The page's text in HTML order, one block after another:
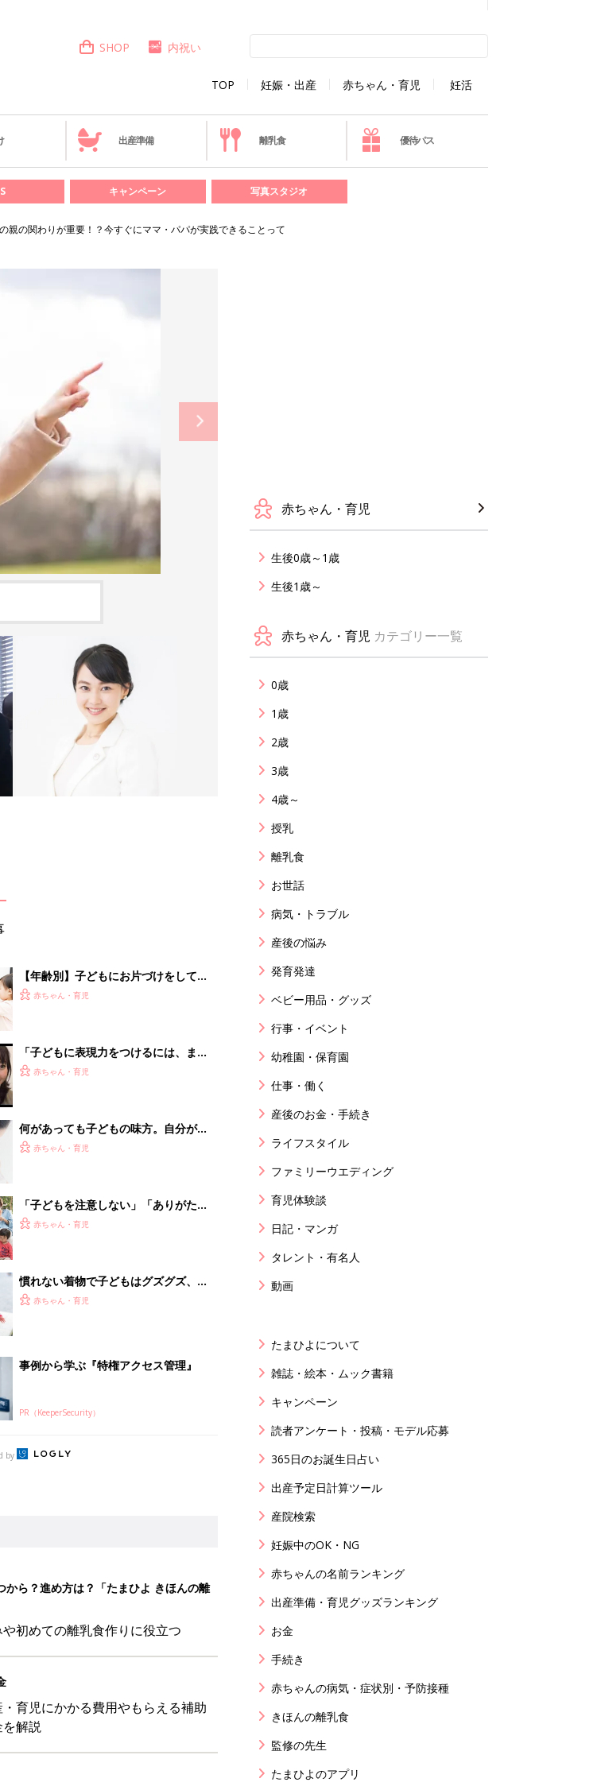
TOP 妊娠・出産 赤ちゃん・育児 妊活
SHOP 内祝い
出産準備 離乳食 優待パス
キャンペーン 写真スタジオ
親の関わりが重要！？今すぐにママ・パパが実践できることって
【年齢別】子どもにお片づけをしても
らうには？ママ・パパたちの工夫を教
赤ちゃん・育児
「子どもに表現力をつけるには、まず
は親が実践を」、乳幼児ママ・パパ向
赤ちゃん・育児
何があっても子どもの味方。自分が親
になって気づく、親の深い愛とは？
赤ちゃん・育児
「子どもを注意しない」「ありがた迷
惑なおさがり」「えっ、ライバル
赤ちゃん・育児
慣れない着物で子どもはグズグズ、親
はぐったり…『七五三の撮影』失敗あ
赤ちゃん・育児
事例から学ぶ『特権アクセス管理』
PR（KeeperSecurity）
by
から？進め方は？「たまひよ きほんの離
初めての離乳食作りに役立つ
育児にかかる費用やもらえる補助
解説
赤ちゃん・育児
生後0歳～1歳
生後1歳～
赤ちゃん・育児 カテゴリー一覧
0歳
1歳
2歳
3歳
4歳～
授乳
離乳食
お世話
病気・トラブル
産後の悩み
発育発達
ベビー用品・グッズ
行事・イベント
幼稚園・保育園
仕事・働く
産後のお金・手続き
ライフスタイル
ファミリーウエディング
育児体験談
日記・マンガ
タレント・有名人
動画
たまひよについて
雑誌・絵本・ムック書籍
キャンペーン
読者アンケート・投稿・モデル応募
365日のお誕生日占い
出産予定日計算ツール
産院検索
妊娠中のOK・NG
赤ちゃんの名前ランキング
出産準備・育児グッズランキング
お金
手続き
赤ちゃんの病気・症状別・予防接種
きほんの離乳食
監修の先生
たまひよのアプリ